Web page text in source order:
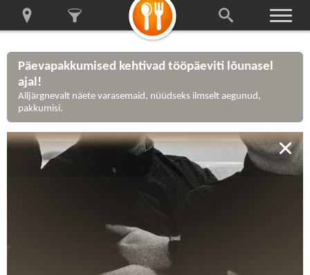
Päevapakkumised kehtivad tööpäeviti lõunasel
ajal!
Alljärgnevalt näete varasemaid, nüüdseks ilmselt aegunud,
pakkumisi.